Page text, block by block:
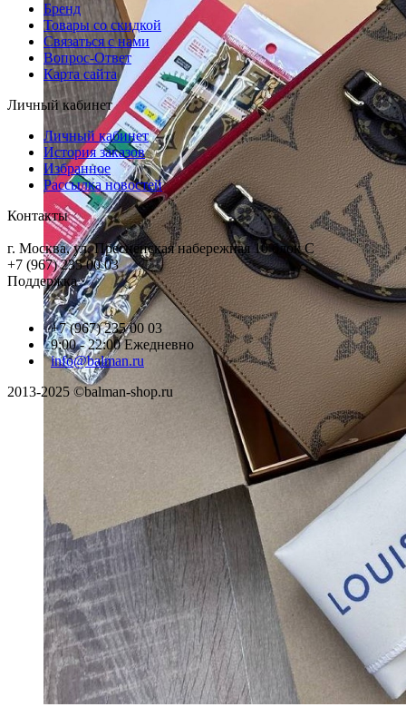
Бренд
Товары со скидкой
Связаться с нами
Вопрос-Ответ
Карта сайта
Личный кабинет
Личный кабинет
История заказов
Избранное
Рассылка новостей
Контакты
г. Москва, ул. Пресненская набережная 10 блок С
+7 (967) 235 00 03
Поддержка
+7 (967) 235 00 03
9:00 - 22:00 Ежедневно
info@balman.ru
2013-2025 ©balman-shop.ru